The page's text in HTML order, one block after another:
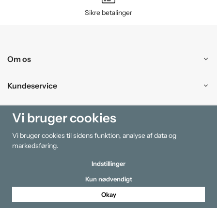
Sikre betalinger
Om os
Kundeservice
Handle ind
Information
Vi bruger cookies
Vi bruger cookies til sidens funktion, analyse af data og
markedsføring.
Indstillinger
Kun nødvendigt
Okay